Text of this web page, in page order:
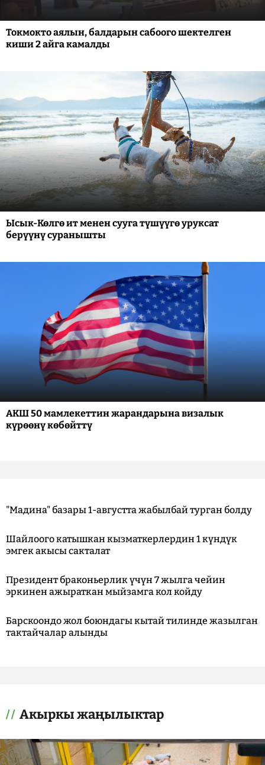
Токмокто аялын, балдарын сабоого шектелген
киши 2 айга камалды
Ысык-Көлгө ит менен сууга түшүүгө уруксат
берүүнү суранышты
АКШ 50 мамлекеттин жарандарына визалык
күрөөнү көбөйттү
"Мадина" базары 1-августта жабылбай турган болду
Шайлоого катышкан кызматкерлердин 1 күндүк
эмгек акысы сакталат
Президент браконьерлик үчүн 7 жылга чейин
эркинен ажыраткан мыйзамга кол койду
Барскоондо жол боюндагы кытай тилинде жазылган
тактайчалар алынды
Акыркы жаңылыктар